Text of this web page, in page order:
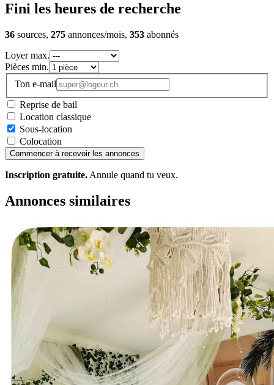
Fini les heures de recherche
36 sources, 275 annonces/mois, 353 abonnés
Loyer max.
Pièces min.
Ton e-mail
Reprise de bail
Location classique
Sous-location
Colocation
Commencer à recevoir les annonces
Inscription gratuite. Annule quand tu veux.
Annonces similaires